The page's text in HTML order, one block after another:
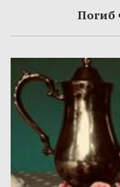
Погиб